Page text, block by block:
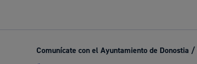
Comunícate con el Ayuntamiento de Donostia /